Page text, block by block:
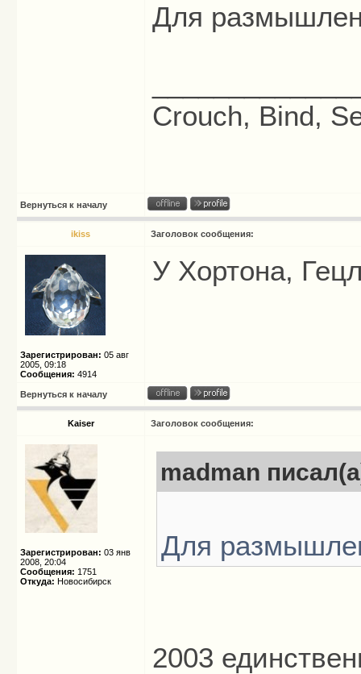
Для
Crouch, Bind,
Вернуться к началу
ikiss Заголовок сообщения:
Зарегистрирован: 05 авг
2005, 09:18
Сообщения: 4914
У Хортона,
Вернуться к началу
Kaiser Заголовок сообщения:
Зарегистрирован: 03 янв
2008, 20:04
Сообщения: 1751
Откуда: Новосибирск
madman
Для
2003